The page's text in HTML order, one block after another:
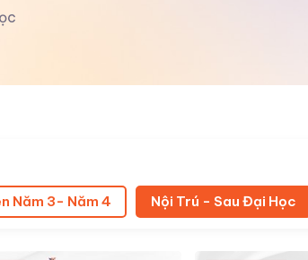
Năm 3- Năm 4 Nội Trú - Sau Đại Học